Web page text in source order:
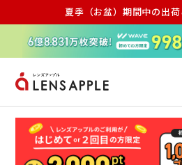
夏季（お盆）期間中の出
アキュビュー メダ